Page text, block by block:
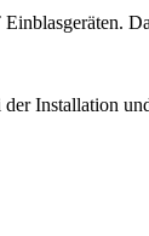
Installation